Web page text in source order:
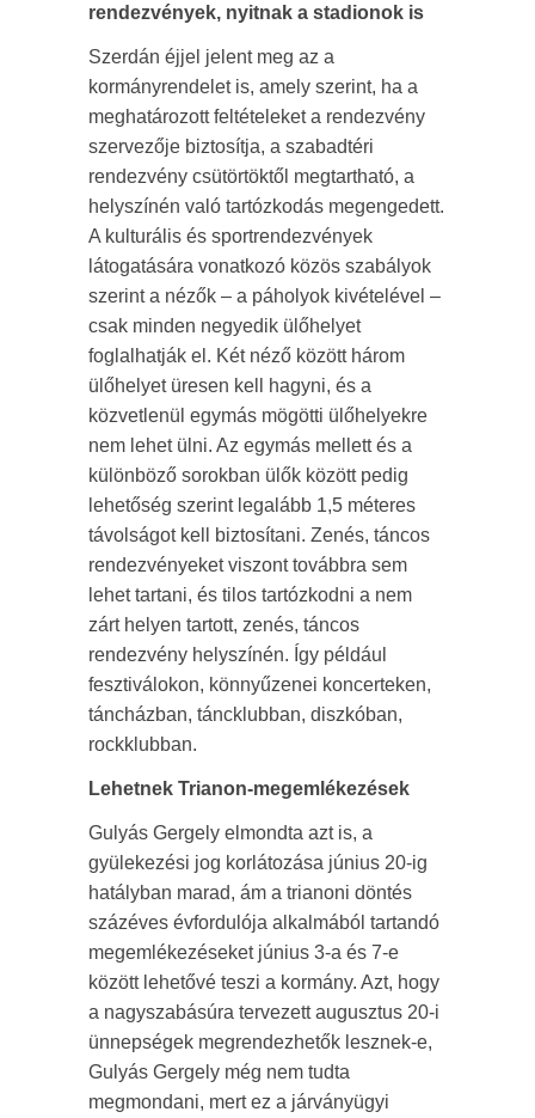
rendezvények, nyitnak a stadionok is
Szerdán éjjel jelent meg az a
kormányrendelet is, amely szerint, ha a
meghatározott feltételeket a rendezvény
szervezője biztosítja, a szabadtéri
rendezvény csütörtöktől megtartható, a
helyszínén való tartózkodás megengedett.
A kulturális és sportrendezvények
látogatására vonatkozó közös szabályok
szerint a nézők – a páholyok kivételével –
csak minden negyedik ülőhelyet
foglalhatják el. Két néző között három
ülőhelyet üresen kell hagyni, és a
közvetlenül egymás mögötti ülőhelyekre
nem lehet ülni. Az egymás mellett és a
különböző sorokban ülők között pedig
lehetőség szerint legalább 1,5 méteres
távolságot kell biztosítani. Zenés, táncos
rendezvényeket viszont továbbra sem
lehet tartani, és tilos tartózkodni a nem
zárt helyen tartott, zenés, táncos
rendezvény helyszínén. Így például
fesztiválokon, könnyűzenei koncerteken,
táncházban, táncklubban, diszkóban,
rockklubban.
Lehetnek Trianon-megemlékezések
Gulyás Gergely elmondta azt is, a
gyülekezési jog korlátozása június 20-ig
hatályban marad, ám a trianoni döntés
százéves évfordulója alkalmából tartandó
megemlékezéseket június 3-a és 7-e
között lehetővé teszi a kormány. Azt, hogy
a nagyszabásúra tervezett augusztus 20-i
ünnepségek megrendezhetők lesznek-e,
Gulyás Gergely még nem tudta
megmondani, mert ez a járványügyi